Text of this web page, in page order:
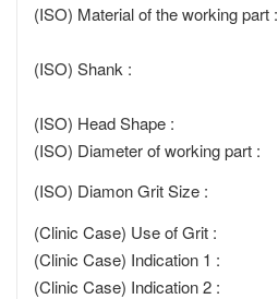
(ISO) Material of the working part :
(ISO) Shank :
(ISO) Head Shape :
(ISO) Diameter of working part :
(ISO) Diamon Grit Size :
(Clinic Case) Use of Grit :
(Clinic Case) Indication 1 :
(Clinic Case) Indication 2 :